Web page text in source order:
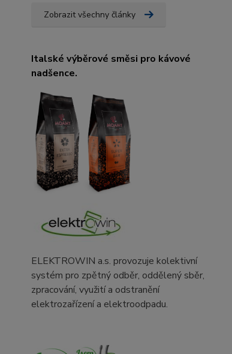
Zobrazit všechny články
Italské výběrové směsi pro kávové
nadšence.
ELEKTROWIN a.s. provozuje kolektivní
systém pro zpětný odběr, oddělený sběr,
zpracování, využití a odstranění
elektrozařízení a elektroodpadu.